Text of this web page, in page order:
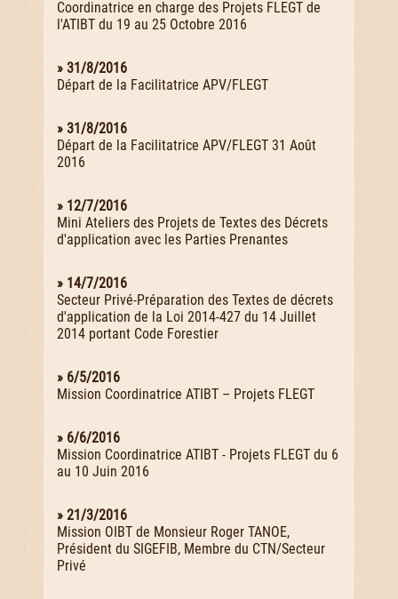
Coordinatrice en charge des Projets FLEGT de
l'ATIBT du 19 au 25 Octobre 2016
» 31/8/2016
Départ de la Facilitatrice APV/FLEGT
» 31/8/2016
Départ de la Facilitatrice APV/FLEGT 31 Août
2016
» 12/7/2016
Mini Ateliers des Projets de Textes des Décrets
d'application avec les Parties Prenantes
» 14/7/2016
Secteur Privé-Préparation des Textes de décrets
d'application de la Loi 2014-427 du 14 Juillet
2014 portant Code Forestier
» 6/5/2016
Mission Coordinatrice ATIBT – Projets FLEGT
» 6/6/2016
Mission Coordinatrice ATIBT - Projets FLEGT du 6
au 10 Juin 2016
» 21/3/2016
Mission OIBT de Monsieur Roger TANOE,
Président du SIGEFIB, Membre du CTN/Secteur
Privé